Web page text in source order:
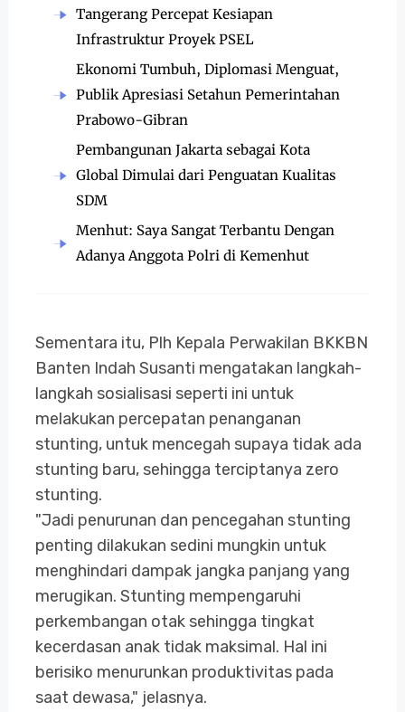
Tangerang Percepat Kesiapan
Infrastruktur Proyek PSEL
Ekonomi Tumbuh, Diplomasi Menguat,
Publik Apresiasi Setahun Pemerintahan
Prabowo-Gibran
Pembangunan Jakarta sebagai Kota
Global Dimulai dari Penguatan Kualitas
SDM
Menhut: Saya Sangat Terbantu Dengan
Adanya Anggota Polri di Kemenhut
Sementara itu, Plh Kepala Perwakilan BKKBN
Banten Indah Susanti mengatakan langkah-
langkah sosialisasi seperti ini untuk
melakukan percepatan penanganan
stunting, untuk mencegah supaya tidak ada
stunting baru, sehingga terciptanya zero
stunting.
"Jadi penurunan dan pencegahan stunting
penting dilakukan sedini mungkin untuk
menghindari dampak jangka panjang yang
merugikan. Stunting mempengaruhi
perkembangan otak sehingga tingkat
kecerdasan anak tidak maksimal. Hal ini
berisiko menurunkan produktivitas pada
saat dewasa," jelasnya.